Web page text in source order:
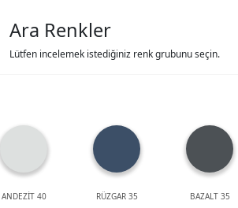
Ara Renkler
Lütfen incelemek istediğiniz renk grubunu seçin.
ANDEZİT 40 RÜZGAR 35 BAZALT 35